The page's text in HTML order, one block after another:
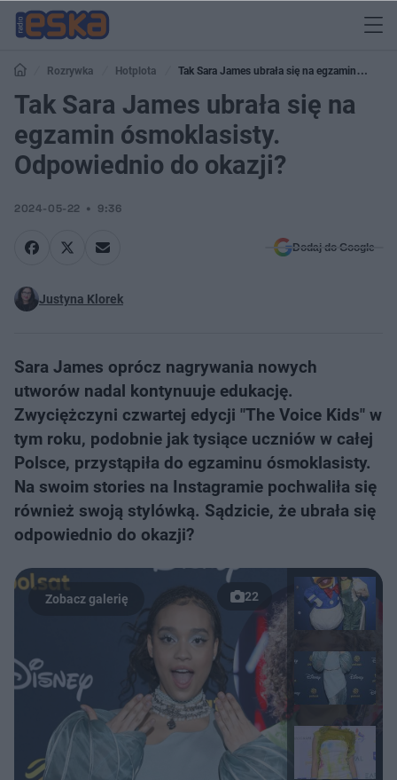
Rozrywka Hotplota
Tak Sara James ubrała się na egzamin
ósmoklasisty. Odpowiednio do okazji?
Tak Sara James ubrała się na
egzamin ósmoklasisty.
Odpowiednio do okazji?
2024-05-22 9:36
Dodaj do Google
Justyna Klorek
Sara James oprócz nagrywania nowych
utworów nadal kontynuuje edukację.
Zwyciężczyni czwartej edycji "The Voice Kids" w
tym roku, podobnie jak tysiące uczniów w całej
Polsce, przystąpiła do egzaminu ósmoklasisty.
Na swoim stories na Instagramie pochwaliła się
również swoją stylówką. Sądzicie, że ubrała się
odpowiednio do okazji?
22